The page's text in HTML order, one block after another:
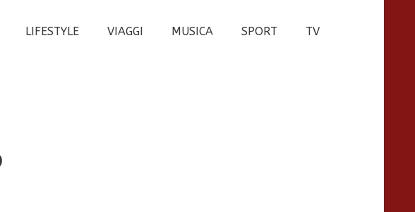
LIFESTYLE VIAGGI MUSICA SPORT TV